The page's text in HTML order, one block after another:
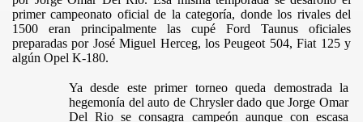
primer campeonato oficial de la categoría, donde los rivales del
1500 eran principalmente las cupé Ford Taunus oficiales
preparadas por José Miguel Herceg, los Peugeot 504, Fiat 125 y
algún Opel K-180.
Ya desde este primer torneo queda demostrada la
hegemonía del auto de Chrysler dado que Jorge Omar
Del Rio se consagra campeón aunque con escasa